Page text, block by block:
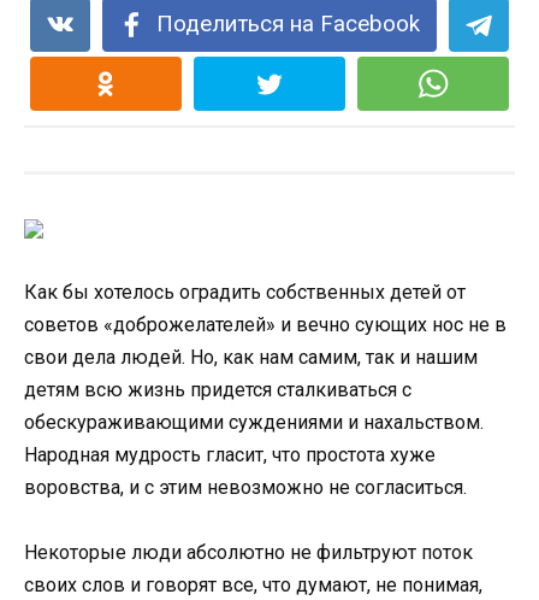
Поделиться на Facebook
Как бы хотелось оградить собственных детей от
советов «доброжелателей» и вечно сующих нос не в
свои дела людей. Но, как нам самим, так и нашим
детям всю жизнь придется сталкиваться с
обескураживающими суждениями и нахальством.
Народная мудрость гласит, что простота хуже
воровства, и с этим невозможно не согласиться.
Некоторые люди абсолютно не фильтруют поток
своих слов и говорят все, что думают, не понимая,